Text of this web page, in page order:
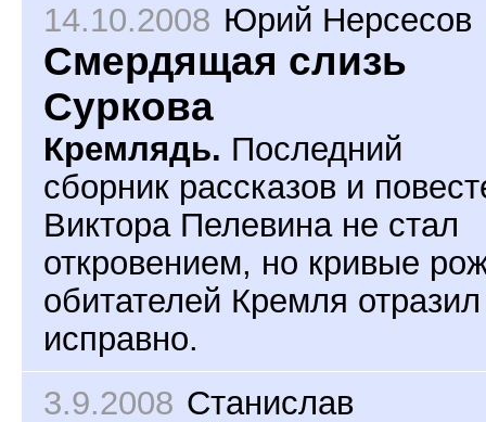
14.10.2008 Юрий Нерсесов
Смердящая слизь
Суркова
Кремлядь. Последний
сборник рассказов и
Виктора Пелевина не стал
откровением, но кривые
обитателей Кремля отразил
исправно.
3.9.2008 Станислав